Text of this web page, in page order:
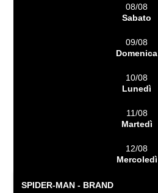
08/08
Sabato
09/08
Domenica
10/08
Lunedì
11/08
Martedì
12/08
Mercoledì
SPIDER-MAN - BRAND